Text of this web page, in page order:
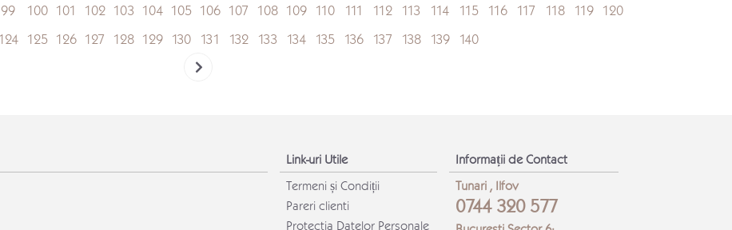
99 100 101 102 103 104 105 106 107 108 109 110 111 112 113 114 115 116 117 118 119 120
124 125 126 127 128 129 130 131 132 133 134 135 136 137 138 139 140
Link-uri Utile
Termeni și Condiții
Pareri clienti
Protectia Datelor Personale
Informații de Contact
Tunari , Ilfov
0744 320 577